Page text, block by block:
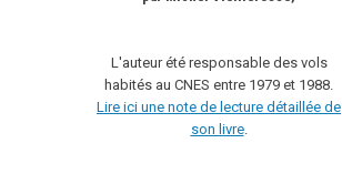
L'auteur été responsable des vols
habités au CNES entre 1979 et 1988.
Lire ici une note de lecture détaillée de
son livre.